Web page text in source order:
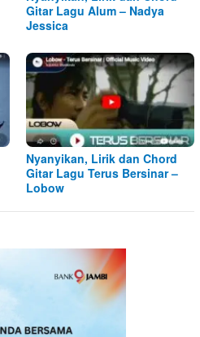
Gitar Lagu Alum – Nadya
Jessica
Nyanyikan, Lirik dan Chord
Gitar Lagu Terus Bersinar –
Lobow